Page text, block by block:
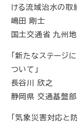
ける流域治水の取
嶋田 剛士
国土交通省 九州
「新たなステージ
ついて」
長谷川 欣之
静岡県 交通基盤
「気象災害対応と